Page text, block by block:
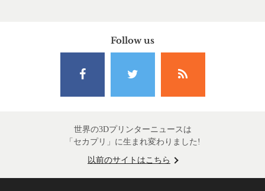
Follow us
世界の3Dプリンターニュースは
「セカプリ」に生まれ変わりました!
以前のサイトはこちら